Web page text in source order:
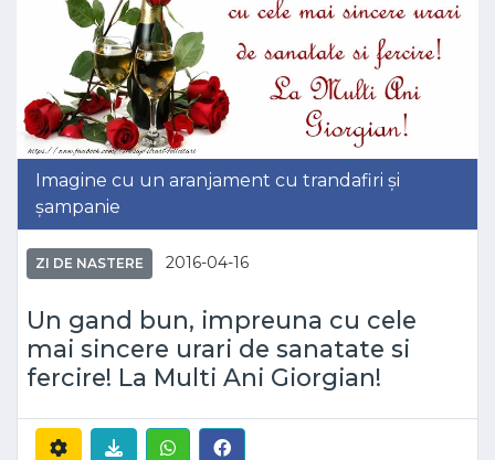
Imagine cu un aranjament cu trandafiri și
șampanie
ZI DE NASTERE 2016-04-16
Un gand bun, impreuna cu cele
mai sincere urari de sanatate si
fercire! La Multi Ani Giorgian!